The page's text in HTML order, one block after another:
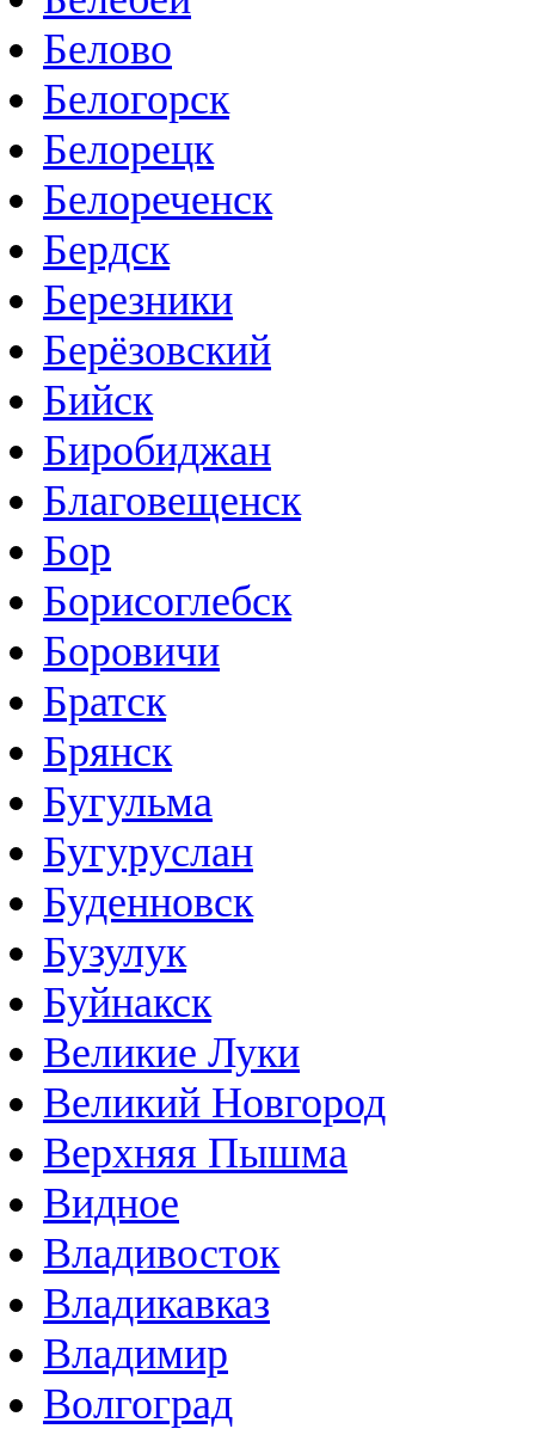
Белово
Белогорск
Белорецк
Белореченск
Бердск
Березники
Берёзовский
Бийск
Биробиджан
Благовещенск
Бор
Борисоглебск
Боровичи
Братск
Брянск
Бугульма
Бугуруслан
Буденновск
Бузулук
Буйнакск
Великие Луки
Великий Новгород
Верхняя Пышма
Видное
Владивосток
Владикавказ
Владимир
Волгоград